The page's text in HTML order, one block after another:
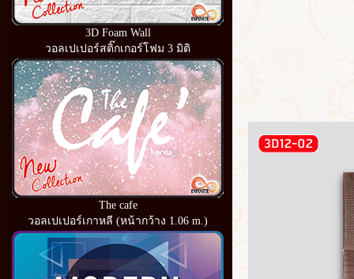
3D Foam Wall
วอลเปเปอร์สติ๊กเกอร์โฟม 3 มิติ
The cafe
วอลเปเปอร์เกาหลี (หน้ากว้าง 1.06 m.)